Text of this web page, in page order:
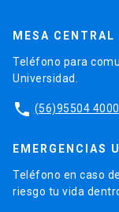
MESA CENTRAL
Teléfono para
Universidad.
phone (56)95504 4000
EMERGENCIAS
Teléfono en caso
riesgo tu vida